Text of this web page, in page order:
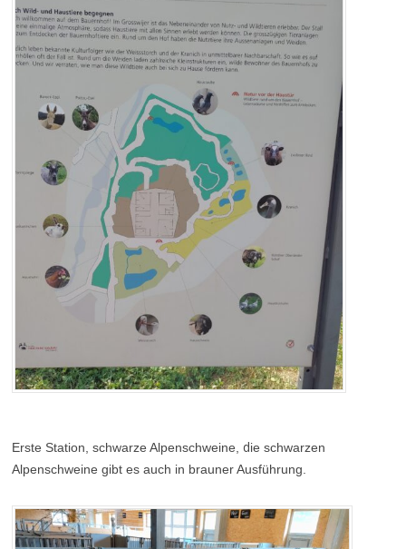
Erste Station, schwarze Alpenschweine, die schwarzen
Alpenschweine gibt es auch in brauner Ausführung.